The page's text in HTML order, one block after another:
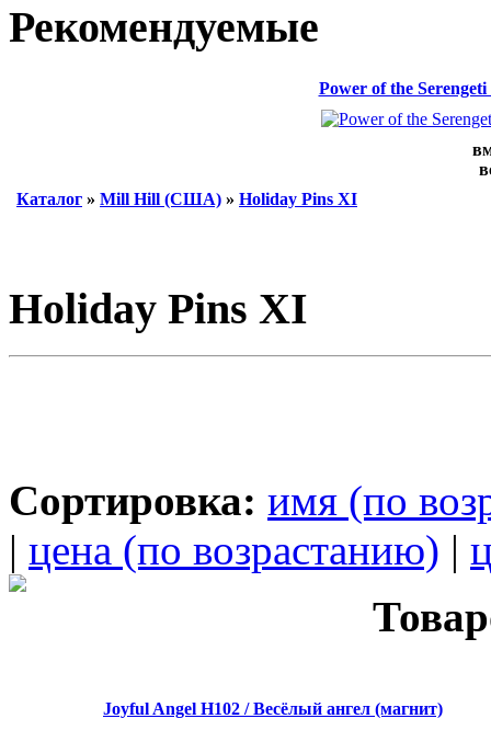
Рекомендуемые
Power of the
Каталог » Mill Hill (США) » Holiday Pins XI
Holiday Pins XI
Сортировка: имя (по
| цена (по возрастанию) |
Joyful Angel H102 / Весёлый ангел (магнит)